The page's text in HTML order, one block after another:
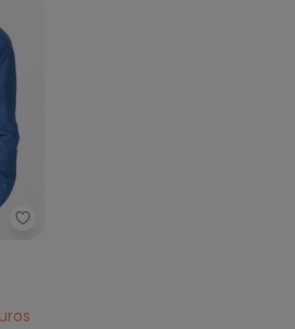
Malwee - Camisa Masculina